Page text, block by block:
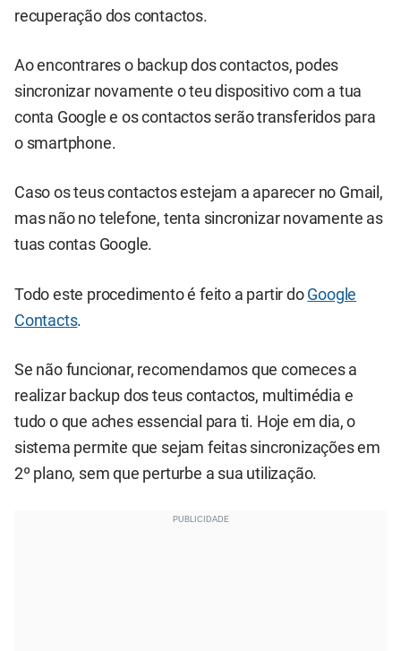
recuperação dos contactos.
Ao encontrares o backup dos contactos, podes
sincronizar novamente o teu dispositivo com a tua
conta Google e os contactos serão transferidos para
o smartphone.
Caso os teus contactos estejam a aparecer no Gmail,
mas não no telefone, tenta sincronizar novamente as
tuas contas Google.
Todo este procedimento é feito a partir do Google
Contacts.
Se não funcionar, recomendamos que comeces a
realizar backup dos teus contactos, multimédia e
tudo o que aches essencial para ti. Hoje em dia, o
sistema permite que sejam feitas sincronizações em
2º plano, sem que perturbe a sua utilização.